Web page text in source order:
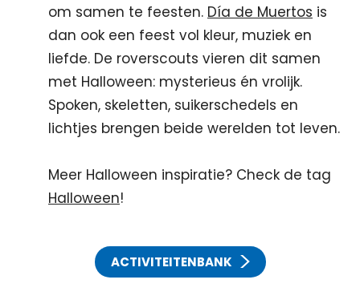
om samen te feesten. Día de Muertos is
dan ook een feest vol kleur, muziek en
liefde. De roverscouts vieren dit samen
met Halloween: mysterieus én vrolijk.
Spoken, skeletten, suikerschedels en
lichtjes brengen beide werelden tot leven.
Meer Halloween inspiratie? Check de tag
Halloween!
ACTIVITEITENBANK